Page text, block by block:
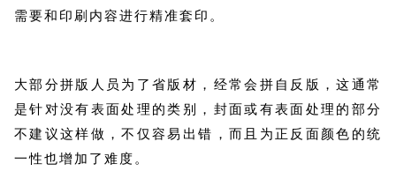
需要和印刷内容进行精准套印。
大部分拼版人员为了省版材，经常会拼自反版，这通常
是针对没有表面处理的类别，封面或有表面处理的部分
不建议这样做，不仅容易出错，而且为正反面颜色的统
一性也增加了难度。